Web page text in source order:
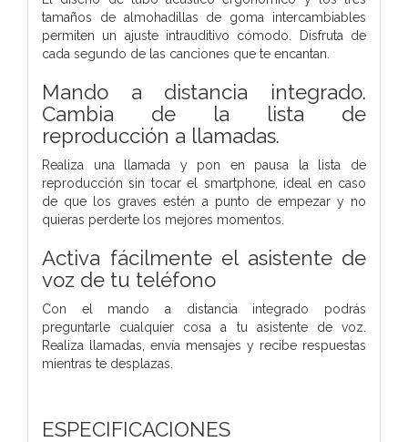
tamaños de almohadillas de goma intercambiables
permiten un ajuste intrauditivo cómodo. Disfruta de
cada segundo de las canciones que te encantan.
Mando a distancia integrado.
Cambia de la lista de
reproducción a llamadas.
Realiza una llamada y pon en pausa la lista de
reproducción sin tocar el smartphone, ideal en caso
de que los graves estén a punto de empezar y no
quieras perderte los mejores momentos.
Activa fácilmente el asistente de
voz de tu teléfono
Con el mando a distancia integrado podrás
preguntarle cualquier cosa a tu asistente de voz.
Realiza llamadas, envía mensajes y recibe respuestas
mientras te desplazas.
ESPECIFICACIONES